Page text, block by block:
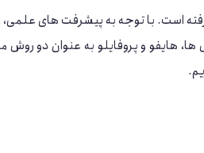
گرفته است. با توجه به پیشرفت ‌های
هایفو و پروفایلو به عنوان دو روش